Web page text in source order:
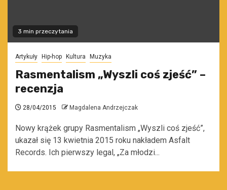
3 min przeczytania
Artykuły Hip-hop Kultura Muzyka
Rasmentalism „Wyszli coś zjeść” –
recenzja
28/04/2015 Magdalena Andrzejczak
Nowy krążek grupy Rasmentalism „Wyszli coś zjeść”,
ukazał się 13 kwietnia 2015 roku nakładem Asfalt
Records. Ich pierwszy legal, „Za młodzi...